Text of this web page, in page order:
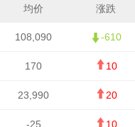
均价 涨跌
108,090 -610
170 10
23,990 20
-25 10